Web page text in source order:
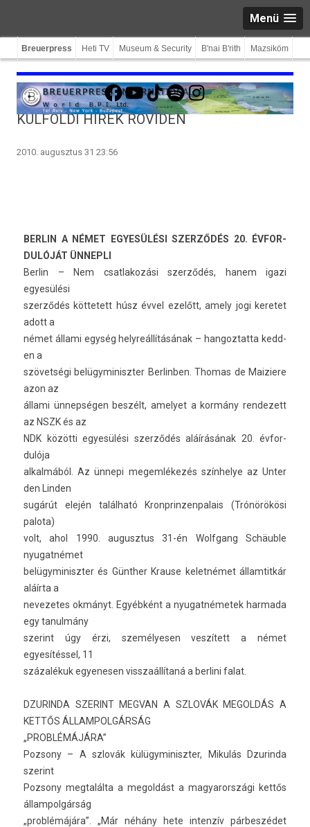
Menü
Breuerpress Heti TV Museum & Security B'nai B'rith Mazsiköm
Facebook
YouTube
TikTokSpotifyInstagram
KÜLFÖLDI HÍREK RÖVIDEN
2010. augusztus 31 23:56
BE­RLIN A NÉMET EGYESÜLÉSI SZERZŐDÉS 20. ÉVFOR­
DULÓJÁT ÜNNEP­LI
Be­rlin – Nem csat­lakozási szerződés, hanem igazi
egyesülési
szerződés köt­tetett húsz évvel ezelőtt, amely jogi keretet
adott a
német állami egység helyreál­lításának – han­goz­tatta kedd­
en a
szövetségi be­lügyminiszt­er Be­rlinb­en. Thomas de Maiziere
azon az
állami ünnepségen beszélt, amelyet a kormány re­ndezett
az NSZK és az
NDK közötti egyesülési szerződés aláírásának 20. évfor­
dulója
al­kal­mából. Az ünnepi megem­lékezés szín­helye az Unter
den Li­nd­en
sugárút elején található Kronprin­zenpalais (Trónörökösi
palota)
volt, ahol 1990. augusztus 31-én Wolfgang Schäuble
nyugat­német
be­lügyminiszt­er és Günther Krause kelet­német állam­titkár
aláírta a
nevezetes okmányt. Egyébként a nyugat­németek har­mada
egy tanul­mány
szerint úgy érzi, személyes­en veszített a német
egyesítéssel, 11
százalékuk egyenes­en visszaál­lítaná a be­rlini falat.
DZURIN­DA SZERINT MEG­VAN A SZLOVÁK MEGOL­DÁS A
KETTŐS ÁLLAM­POLGÁR­SÁG
„PROBLÉMÁJÁRA”
Poz­sony – A szlovák külügyminiszt­er, Mikulás Dzurin­da
szerint
Poz­sony meg­talál­ta a megol­dást a magyarországi kettős
állam­polgár­ság
„problémájára”. „Már néhány hete in­ten­zív párbeszédet